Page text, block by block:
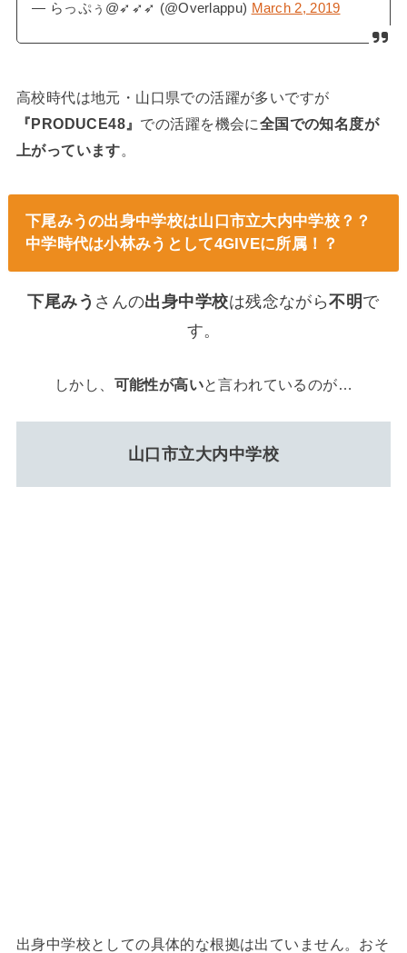
— らっぷぅ@➶➶➶ (@Overlappu) March 2, 2019
高校時代は地元・山口県での活躍が多いですが
『PRODUCE48』 での活躍を機会に全国での知名度が
上がっています
下尾みうの出身中学校は山口市立大内中学校？？
中学時代は小林みうとして4GIVEに所属！？
下尾みう さんの出身中学校は残念ながら不明 で
す。
しかし、 可能性が高いと言われているのが…
山口市立大内中学校
出身中学校としての具体的な根拠は出ていません。おそ